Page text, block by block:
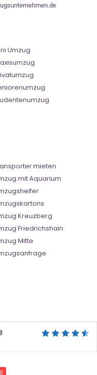
Umzug
mieten
mit Aquarium
Kreuzberg
Friedrichshain
Mitte